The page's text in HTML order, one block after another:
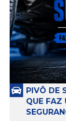
PIVÔ DE
QUE FAZ